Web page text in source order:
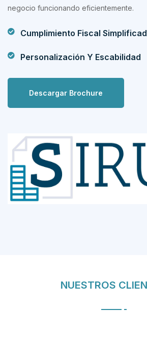
negocio funcionando eficientemente.
Cumplimiento Fiscal
Personalización Y Escabilidad
Descargar Brochure
NUESTROS